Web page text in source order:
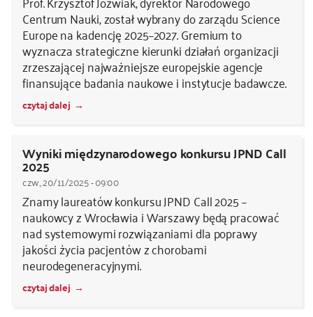
Centrum Nauki, został wybrany do zarządu Science
Europe na kadencję 2025–2027. Gremium to
wyznacza strategiczne kierunki działań organizacji
zrzeszającej najważniejsze europejskie agencje
finansujące badania naukowe i instytucje badawcze.
czytaj dalej
Wyniki międzynarodowego konkursu JPND Call
2025
czw., 20/11/2025 - 09:00
Znamy laureatów konkursu JPND Call 2025 –
naukowcy z Wrocławia i Warszawy będą pracować
nad systemowymi rozwiązaniami dla poprawy
jakości życia pacjentów z chorobami
neurodegeneracyjnymi.
czytaj dalej